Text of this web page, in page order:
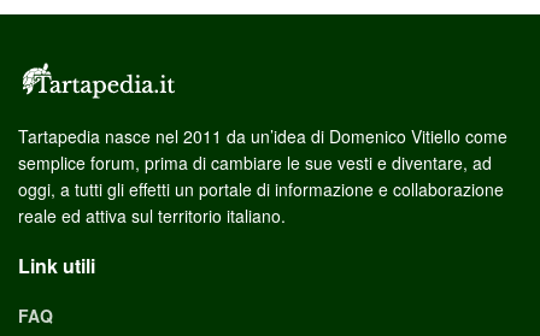
Tartapedia nasce nel 2011 da un’idea di Domenico Vitiello come
semplice forum, prima di cambiare le sue vesti e diventare, ad
oggi, a tutti gli effetti un portale di informazione e collaborazione
reale ed attiva sul territorio italiano.
Link utili
FAQ